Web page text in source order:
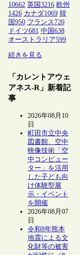
10662 英国3216 欧州
1426 カナダ1069 韓
国950 フランス 720
ドイツ681 中国638
オーストラリア599
続きを見る
「カレントアウェ
アネス-R」新着記
事
2026年08月10
日
町田市立中央
図書館、空中
映像技術「空
中コンピュー
ター」を活用
した子ども向
け体験型展
示・イベント
を開催
2026年08月07
日
令和8年熊本
地震による文
化財等の被害